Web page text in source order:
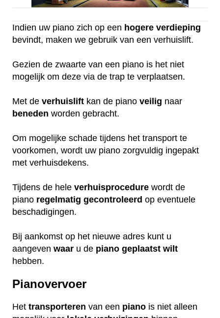
Indien uw piano zich op een hogere verdieping
bevindt, maken we gebruik van een verhuislift.
Gezien de zwaarte van een piano is het niet
mogelijk om deze via de trap te verplaatsen.
Met de verhuislift kan de piano veilig naar
beneden worden gebracht.
Om mogelijke schade tijdens het transport te
voorkomen, wordt uw piano zorgvuldig ingepakt
met verhuisdekens.
Tijdens de hele verhuisprocedure wordt de
piano regelmatig gecontroleerd op eventuele
beschadigingen.
Bij aankomst op het nieuwe adres kunt u
aangeven waar u de piano geplaatst wilt
hebben.
Pianovervoer
Het transporteren van een piano is niet alleen